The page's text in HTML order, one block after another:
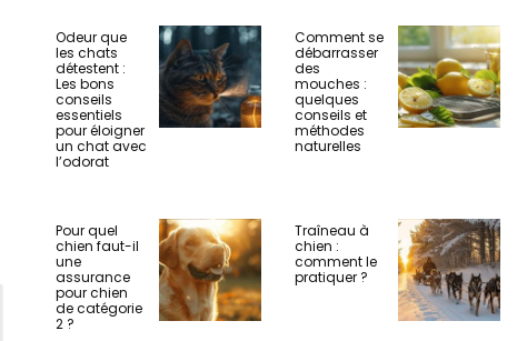
Odeur que
les chats
détestent :
Les bons
conseils
essentiels
pour éloigner
un chat avec
l’odorat
Comment se
débarrasser
des
mouches :
quelques
conseils et
méthodes
naturelles
Pour quel
chien faut-il
une
assurance
pour chien
de catégorie
2 ?
Traîneau à
chien :
comment le
pratiquer ?